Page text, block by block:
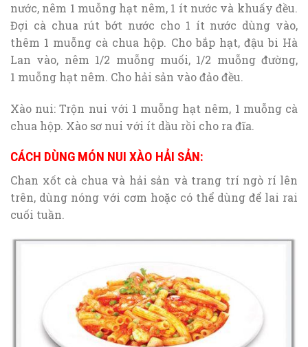
nước, nêm 1 muỗng hạt nêm, 1 ít nước và khuấy đều.
Đợi cà chua rút bớt nước cho 1 ít nước dùng vào,
thêm 1 muỗng cà chua hộp. Cho bắp hạt, đậu bi Hà
Lan vào, nêm 1/2 muỗng muối, 1/2 muỗng đường,
1 muỗng hạt nêm. Cho hải sản vào đảo đều.
Xào nui: Trộn nui với 1 muỗng hạt nêm, 1 muỗng cà
chua hộp. Xào sơ nui với ít dầu rồi cho ra đĩa.
CÁCH DÙNG MÓN NUI XÀO HẢI SẢN:
Chan xốt cà chua và hải sản và trang trí ngò rí lên
trên, dùng nóng với cơm hoặc có thể dùng để lai rai
cuối tuần.